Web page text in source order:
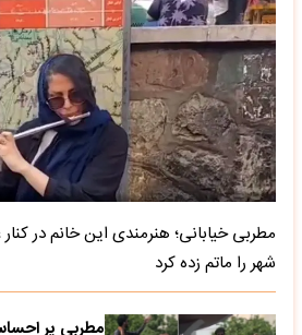
مطربی خیابانی؛ هنرمندی این خانم در کنار
شهر را ماتم زده کرد
مطربی پر